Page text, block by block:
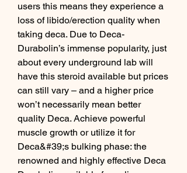
users this means they experience a
loss of libido/erection quality when
taking deca. Due to Deca-
Durabolin’s immense popularity, just
about every underground lab will
have this steroid available but prices
can still vary – and a higher price
won’t necessarily mean better
quality Deca. Achieve powerful
muscle growth or utilize it for
Deca&#39;s bulking phase: the
renowned and highly effective Deca